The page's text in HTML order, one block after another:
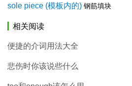
sole piece (模板内的) 钢筋填块
相关阅读
便捷的介词用法大全
悲伤时你该说些什么